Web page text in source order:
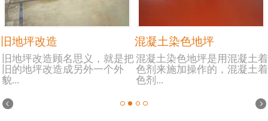
旧地坪改造
旧地坪改造顾名思义，就是把
旧的地坪改造成另外一个外
貌...
混凝土染色地坪
混凝土染色地坪是用混凝土着
色剂来施加操作的，混凝土着
色剂...